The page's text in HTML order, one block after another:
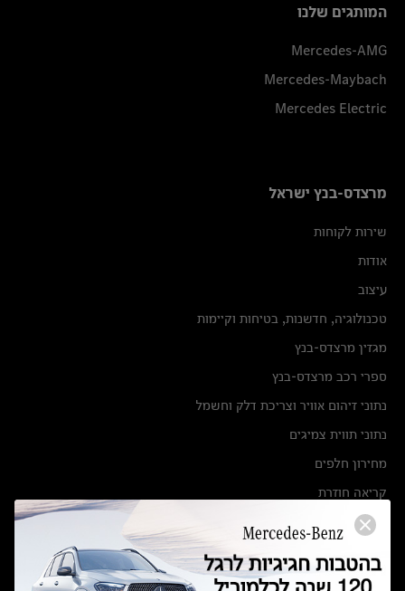
המותגים שלנו
Mercedes-AMG
Mercedes-Maybach
Mercedes Electric
מרצדס-בנץ ישראל
שירות לקוחות
אודות
עיצוב
טכנולוגיה, חדשנות, בטיחות וקיימות
מגזין מרצדס-בנץ
ספרי רכב מרצדס-בנץ
נתוני זיהום אוויר וצריכת דלק וחשמל
נתוני תווית צמיגים
מחירון חלפים
קריאה חוזרת
הודעה על הטבות לרכבי מרצדס בהסדר פשרה בתצ 56447-02-19
תקנון ימי מכירות 120 לכלמוביל